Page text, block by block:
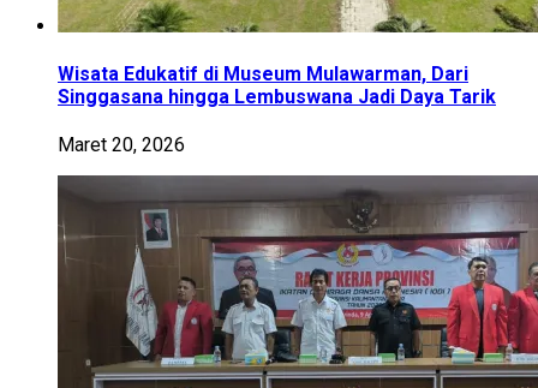
Wisata Edukatif di Museum Mulawarman, Dari
Singgasana hingga Lembuswana Jadi Daya Tarik
Maret 20, 2026